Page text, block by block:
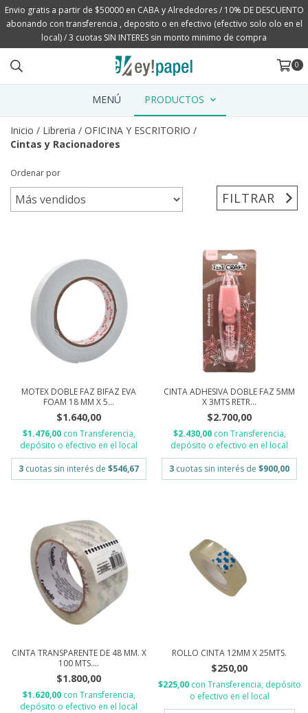
Envio gratis a partir de $50000 en CABA y Alrededores / 10% DE DESCUENTO
abonando con transferencia , deposito o en efectivo (efectivo solo olo en el
local) / 3 cuotas SIN INTERES sin monto minimo de compra
0
MENÚ PRODUCTOS
Inicio / Libreria / OFICINA Y ESCRITORIO /
Cintas y Racionadores
Ordenar por
FILTRAR
MOTEX DOBLE FAZ BIFAZ EVA
FOAM 18 MM X 5...
$1.640,00
$1.476,00 con Transferencia,
depósito o efectivo en el local
3 cuotas sin interés de $546,67
CINTA ADHESIVA DOBLE FAZ 5MM
X 3MTS RETR...
$2.700,00
$2.430,00 con Transferencia,
depósito o efectivo en el local
3 cuotas sin interés de $900,00
CINTA TRANSPARENTE DE 48 MM. X
100 MTS....
$1.800,00
$1.620,00 con Transferencia,
depósito o efectivo en el local
ROLLO CINTA 12MM X 25MTS.
$250,00
$225,00 con Transferencia, depósito
o efectivo en el local